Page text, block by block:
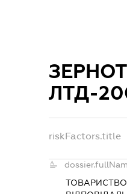
ЛТД-
riskFactors.title